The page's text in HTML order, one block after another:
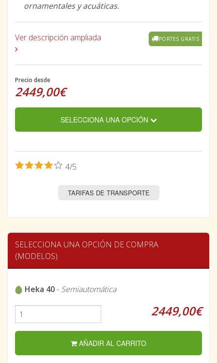
ornamentales y acuáticas.
Ver descripción ampliada PORTES GRATIS
Precio desde
2449,00€
SELECCIONA UNA OPCIÓN
4/5
TARIFAS DE TRANSPORTE
SELECCIONA UNA OPCIÓN DE COMPRA
(MODELOS)
Heka 40- Semiautomática
2449,00€
AÑADIR AL CARRITO